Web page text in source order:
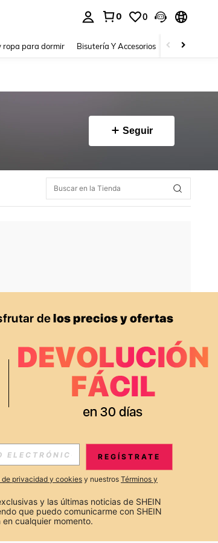
0 0
ropa para dormir Bisutería Y Accesorios Zapatos
Seguir
Y NOTICIAS DE SHEIN
Suscribir
REGÍSTRATE
de privacidad y cookies y nuestros Términos y
y las últimas noticias de SHEIN
que puedo comunicarme con SHEIN
cualquier momento.